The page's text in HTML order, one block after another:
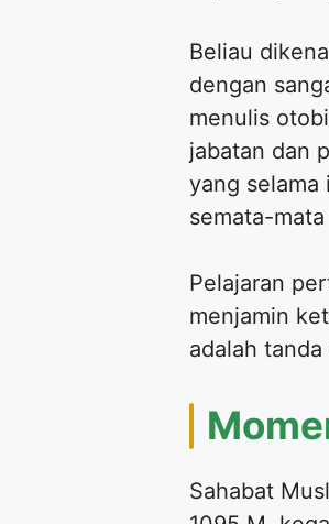
Beliau
dengan
menulis
jabatan dan
yang
semata-
Pelajaran
menjamin
adalah
Sahabat